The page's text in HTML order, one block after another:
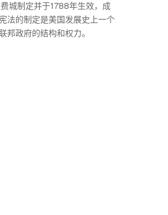
城制定并于1788年生效，成
法的制定是美国发展史上一个
邦政府的结构和权力。